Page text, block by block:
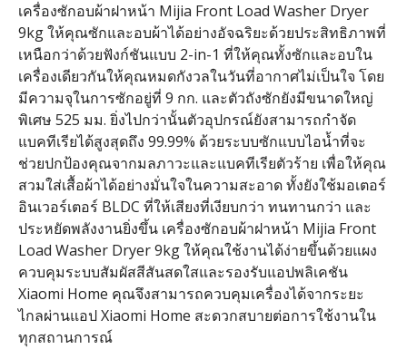
เครื่องซักอบผ้าฝาหน้า Mijia Front Load Washer Dryer
9kg ให้คุณซักและอบผ้าได้อย่างอัจฉริยะด้วยประสิทธิภาพที่
เหนือกว่าด้วยฟังก์ชันแบบ 2-in-1 ที่ให้คุณทั้งซักและอบใน
เครื่องเดียวกันให้คุณหมดกังวลในวันที่อากาศไม่เป็นใจ โดย
มีความจุในการซักอยู่ที่ 9 กก. และตัวถังซักยังมีขนาดใหญ่
พิเศษ 525 มม. ยิ่งไปกว่านั้นตัวอุปกรณ์ยังสามารถกำจัด
แบคทีเรียได้สูงสุดถึง 99.99% ด้วยระบบซักแบบไอน้ำที่จะ
ช่วยปกป้องคุณจากมลภาวะและแบคทีเรียตัวร้าย เพื่อให้คุณ
สวมใส่เสื้อผ้าได้อย่างมั่นใจในความสะอาด ทั้งยังใช้มอเตอร์
อินเวอร์เตอร์ BLDC ที่ให้เสียงที่เงียบกว่า ทนทานกว่า และ
ประหยัดพลังงานยิ่งขึ้น เครื่องซักอบผ้าฝาหน้า Mijia Front
Load Washer Dryer 9kg ให้คุณใช้งานได้ง่ายขึ้นด้วยแผง
ควบคุมระบบสัมผัสสีสันสดใสและรองรับแอปพลิเคชัน
Xiaomi Home คุณจึงสามารถควบคุมเครื่องได้จากระยะ
ไกลผ่านแอป Xiaomi Home สะดวกสบายต่อการใช้งานใน
ทุกสถานการณ์